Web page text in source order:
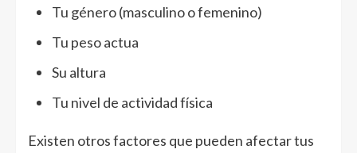
Tu género (masculino o femenino)
Tu peso actua
Su altura
Tu nivel de actividad física
Existen otros factores que pueden afectar tus